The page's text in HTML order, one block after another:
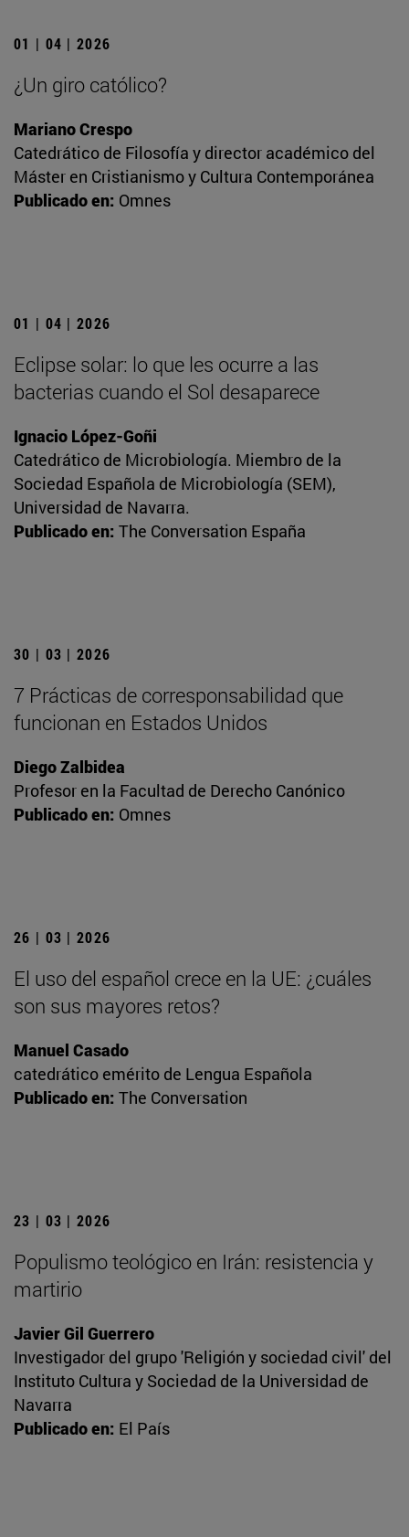
01 | 04 | 2026
¿Un giro católico?
Mariano Crespo
Catedrático de Filosofía y director académico del
Máster en Cristianismo y Cultura Contemporánea
Publicado en: Omnes
01 | 04 | 2026
Eclipse solar: lo que les ocurre a las
bacterias cuando el Sol desaparece
Ignacio López-Goñi
Catedrático de Microbiología. Miembro de la
Sociedad Española de Microbiología (SEM),
Universidad de Navarra.
Publicado en: The Conversation España
30 | 03 | 2026
7 Prácticas de corresponsabilidad que
funcionan en Estados Unidos
Diego Zalbidea
Profesor en la Facultad de Derecho Canónico
Publicado en: Omnes
26 | 03 | 2026
El uso del español crece en la UE: ¿cuáles
son sus mayores retos?
Manuel Casado
catedrático emérito de Lengua Española
Publicado en: The Conversation
23 | 03 | 2026
Populismo teológico en Irán: resistencia y
martirio
Javier Gil Guerrero
Investigador del grupo 'Religión y sociedad civil' del
Instituto Cultura y Sociedad de la Universidad de
Navarra
Publicado en: El País